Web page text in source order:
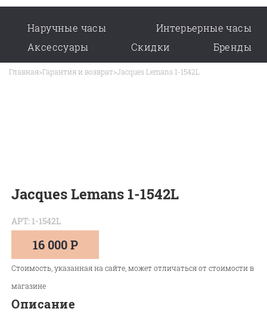
Наручные часы
Интерьерные часы
Аксессуары
Скидки Бренды
Главная>Гарантия и возврат>Jacques Lemans 1-1542L
Jacques Lemans 1-1542L
АРТ: 1-1542L
16 000 Р
Стоимость, указанная на сайте, может отличаться от стоимости в
магазине
Описание